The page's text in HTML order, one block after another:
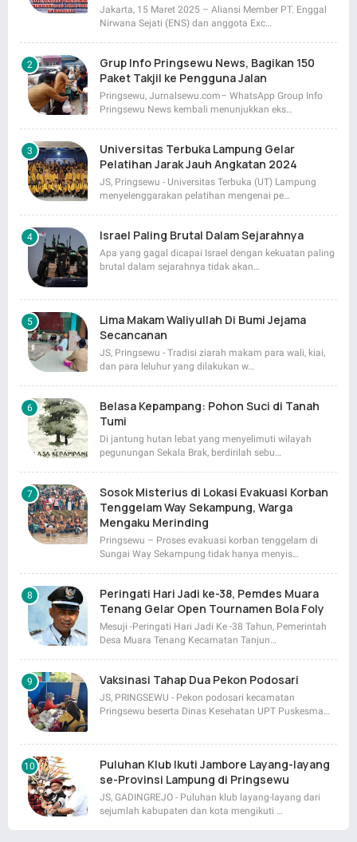
Jakarta, 15 Maret 2025 – Aliansi Member PT. Enggal
Nirwana Sejati (ENS) dan anggota Exc…
Grup Info Pringsewu News, Bagikan 150
Paket Takjil ke Pengguna Jalan
Pringsewu, Jurnalsewu.com– WhatsApp Group Info
Pringsewu News kembali menunjukkan eks…
Universitas Terbuka Lampung Gelar
Pelatihan Jarak Jauh Angkatan 2024
JS, Pringsewu - Universitas Terbuka (UT) Lampung
menyelenggarakan pelatihan mengenai pe…
Israel Paling Brutal Dalam Sejarahnya
Apa yang gagal dicapai Israel dengan kekuatan paling
brutal dalam sejarahnya tidak akan…
Lima Makam Waliyullah Di Bumi Jejama
Secancanan
JS, Pringsewu - Tradisi ziarah makam para wali, kiai,
dan para leluhur yang dilakukan w…
Belasa Kepampang: Pohon Suci di Tanah
Tumi
Di jantung hutan lebat yang menyelimuti wilayah
pegunungan Sekala Brak, berdirilah sebu…
Sosok Misterius di Lokasi Evakuasi Korban
Tenggelam Way Sekampung, Warga
Mengaku Merinding
Pringsewu – Proses evakuasi korban tenggelam di
Sungai Way Sekampung tidak hanya menyis…
Peringati Hari Jadi ke-38, Pemdes Muara
Tenang Gelar Open Tournamen Bola Foly
Mesuji -Peringati Hari Jadi Ke -38 Tahun, Pemerintah
Desa Muara Tenang Kecamatan Tanjun…
Vaksinasi Tahap Dua Pekon Podosari
JS, PRINGSEWU - Pekon podosari kecamatan
Pringsewu beserta Dinas Kesehatan UPT Puskesma…
Puluhan Klub Ikuti Jambore Layang-layang
se-Provinsi Lampung di Pringsewu
JS, GADINGREJO - Puluhan klub layang-layang dari
sejumlah kabupaten dan kota mengikuti …